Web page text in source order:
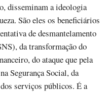
disseminam a ideologia
São eles os beneficiários
de desmantelamento
da transformação do
do ataque que pela
Segurança Social, da
serviços públicos. É a